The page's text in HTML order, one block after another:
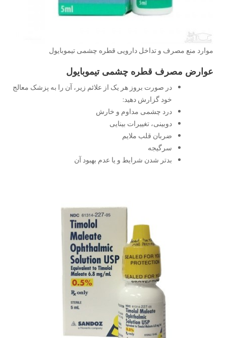
موارد منع مصرف و تداخل دارویی قطره چشمی تیموبایول
عوارض مصرف قطره چشمی تیموبایول
در صورت بروز هر یک از علائم زیر، آن را به پزشک معالج
خود گزارش دهید:
درد چشمی مداوم و خارش
دوبینی، تغییرات بینایی
ضربان قلب ملایم
سرگیجه
بدتر شدن شرایط و یا عدم بهبود آن